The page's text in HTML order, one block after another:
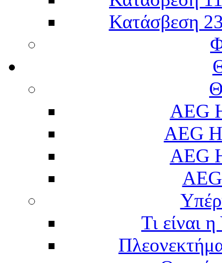
Κατάσβεση
AEG
AEG
AEG
Τι είναι